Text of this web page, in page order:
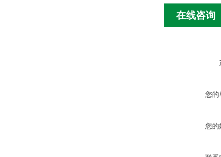
在线咨询
您的
您的